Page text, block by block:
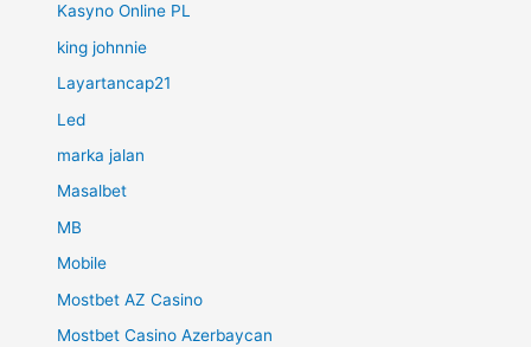
Kasyno Online PL
king johnnie
Layartancap21
Led
marka jalan
Masalbet
MB
Mobile
Mostbet AZ Casino
Mostbet Casino Azerbaycan